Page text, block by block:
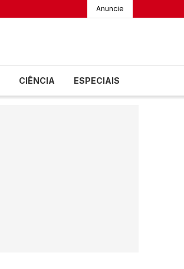
Anuncie
CIÊNCIA ESPECIAIS